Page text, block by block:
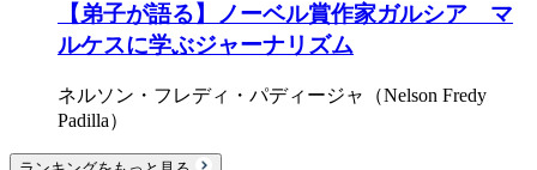
【弟子が語る】ノーベル賞作家ガルシア゠マ
ルケスに学ぶジャーナリズム
ネルソン・フレディ・パディージャ（Nelson Fredy
Padilla）